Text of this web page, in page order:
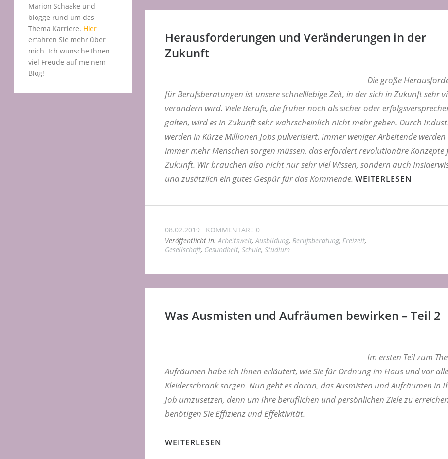
Marion Schaake und
blogge rund um das
Thema Karriere. Hier
erfahren Sie mehr über
mich. Ich wünsche Ihnen
viel Freude auf meinem
Blog!
Herausforderungen und Veränderungen in der
Zukunft
Die große
für Berufsberatungen ist unsere schnelllebige Zeit, in der sich in Zukunft sehr
verändern wird. Viele Berufe, die früher noch als sicher oder
galten, wird es in Zukunft sehr wahrscheinlich nicht mehr geben. Durch
werden in Kürze Millionen Jobs pulverisiert. Immer weniger Arbeitende
immer mehr Menschen sorgen müssen, das erfordert revolutionäre Konzepte
Zukunft. Wir brauchen also nicht nur sehr viel Wissen, sondern auch
und zusätzlich ein gutes Gespür für das Kommende. WEITERLESEN
08.02.2019
KOMMENTARE 0
Veröffentlicht in:Arbeitswelt,Ausbildung, Berufsberatung, Freizeit,
Gesellschaft, Gesundheit, Schule, Studium
Was Ausmisten und Aufräumen bewirken – Teil 2
Im ersten Teil zum
Aufräumen habe ich Ihnen erläutert, wie Sie für Ordnung im Haus und vor
Kleiderschrank sorgen. Nun geht es daran, das Ausmisten und Aufräumen in
Job umzusetzen, denn um Ihre beruflichen und persönlichen Ziele zu
benötigen Sie Effizienz und Effektivität.
WEITERLESEN